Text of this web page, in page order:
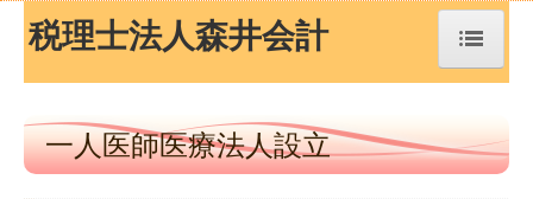
トップページ
TKCシステムQ&A
税理士法人森井会計
一人医師医療法人設立